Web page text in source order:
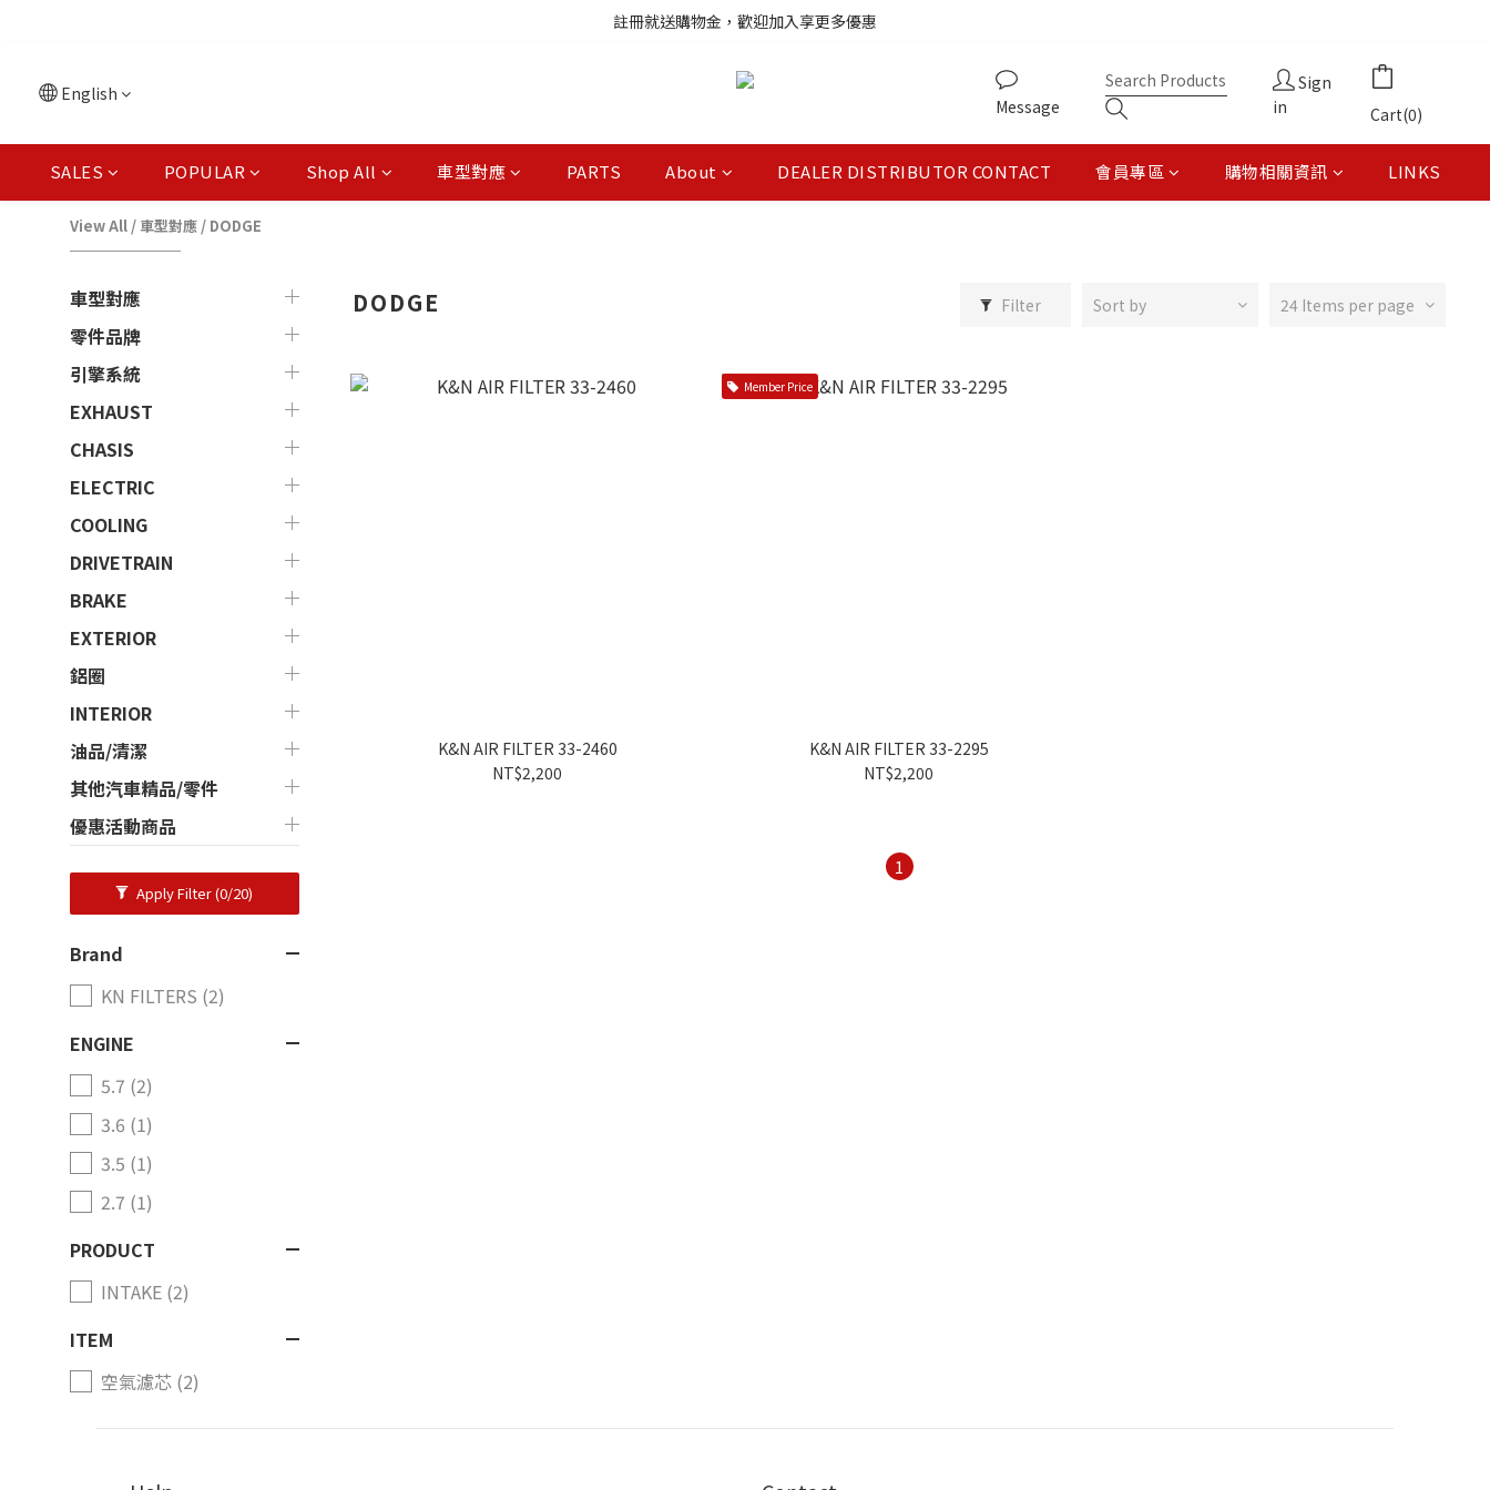
註冊就送購物金，歡迎加入享更多優惠
註冊就送購物金，歡迎加入享更多優惠
English
Message
Sign
in
Cart(0)
SALES POPULAR Shop All 車型對應 PARTS About DEALER DISTRIBUTOR CONTACT 會員專區 購物相關資訊 LINKS
View All / 車型對應 / DODGE
車型對應
零件品牌
引擎系統
EXHAUST
CHASIS
ELECTRIC
COOLING
DRIVETRAIN
BRAKE
EXTERIOR
鋁圈
INTERIOR
油品/清潔
其他汽車精品/零件
優惠活動商品
Apply Filter(0/20)
Brand
KN FILTERS (2)
ENGINE
5.7 (2)
3.6 (1)
3.5 (1)
2.7 (1)
PRODUCT
INTAKE (2)
ITEM
空氣濾芯 (2)
DODGE Filter Sort by 24 Items per page
K&N AIR FILTER 33-2460
NT$2,200
Member Price
K&N AIR FILTER 33-2295
NT$2,200
1